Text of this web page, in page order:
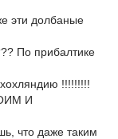
эти долбаные
По прибалтике
!!!!!!!!!
И
что даже таким